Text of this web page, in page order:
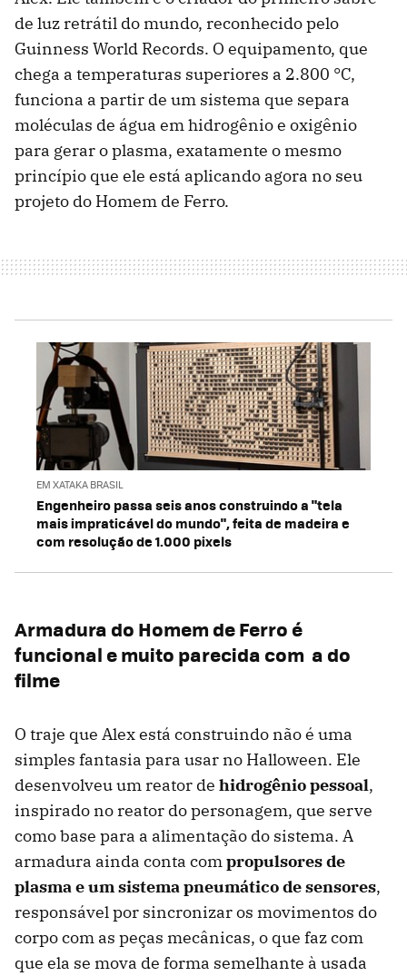
de luz retrátil do mundo, reconhecido pelo
Guinness World Records. O equipamento, que
chega a temperaturas superiores a 2.800 °C,
funciona a partir de um sistema que separa
moléculas de água em hidrogênio e oxigênio
para gerar o plasma, exatamente o mesmo
princípio que ele está aplicando agora no seu
projeto do Homem de Ferro.
EM XATAKA BRASIL
Engenheiro passa seis anos construindo a "tela
mais impraticável do mundo", feita de madeira e
com resolução de 1.000 pixels
Armadura do Homem de Ferro é
funcional e muito parecida com a do
filme
O traje que Alex está construindo não é uma
simples fantasia para usar no Halloween. Ele
desenvolveu um reator de hidrogênio pessoal,
inspirado no reator do personagem, que serve
como base para a alimentação do sistema. A
armadura ainda conta compropulsores de
plasma e um sistema pneumático de sensores,
responsável por sincronizar os movimentos do
corpo com as peças mecânicas, o que faz com
que ela se mova de forma semelhante à usada